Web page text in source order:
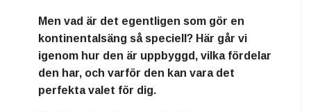
Men vad är det egentligen som gör en
kontinentalsäng så speciell? Här går vi
igenom hur den är uppbyggd, vilka fördelar
den har, och varför den kan vara det
perfekta valet för dig.